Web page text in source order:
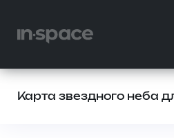
Карта звездного неба